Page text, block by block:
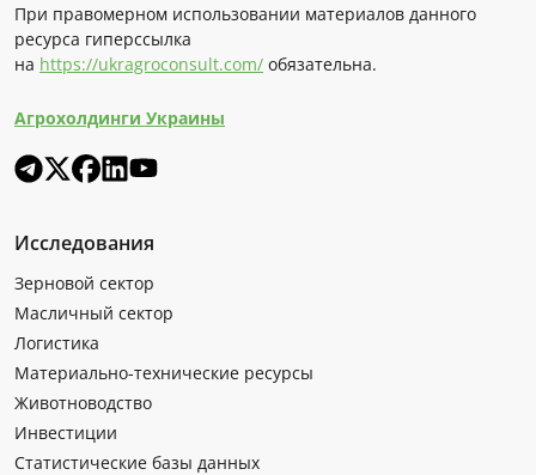
При правомерном использовании материалов данного
ресурса гиперссылка
на https://ukragroconsult.com/ обязательна.
Агрохолдинги Украины
Исследования
Зерновой сектор
Масличный сектор
Логистика
Материально-технические ресурсы
Животноводство
Инвестиции
Статистические базы данных